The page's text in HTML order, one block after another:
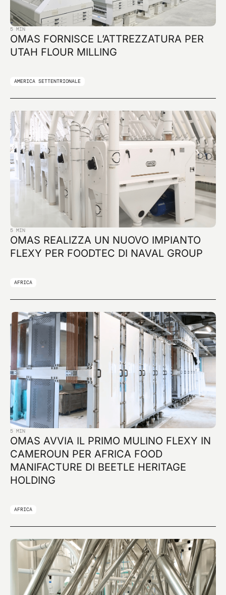
5 MIN
OMAS FORNISCE L’ATTREZZATURA PER
UTAH FLOUR MILLING
AMERICA SETTENTRIONALE
5 MIN
OMAS REALIZZA UN NUOVO IMPIANTO
FLEXY PER FOODTEC DI NAVAL GROUP
AFRICA
5 MIN
OMAS AVVIA IL PRIMO MULINO FLEXY IN
CAMEROUN PER AFRICA FOOD
MANIFACTURE DI BEETLE HERITAGE
HOLDING
AFRICA